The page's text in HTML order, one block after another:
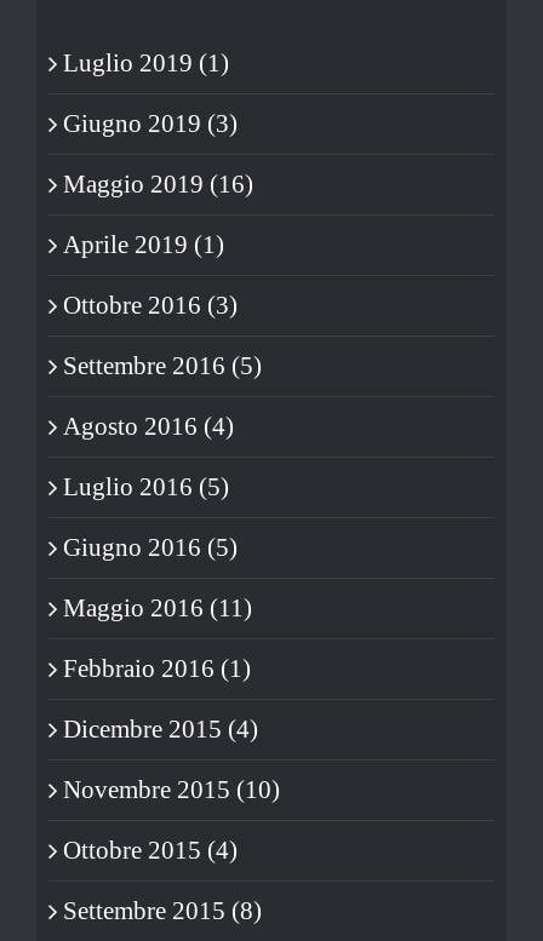
Luglio 2019 (1)
Giugno 2019 (3)
Maggio 2019 (16)
Aprile 2019 (1)
Ottobre 2016 (3)
Settembre 2016 (5)
Agosto 2016 (4)
Luglio 2016 (5)
Giugno 2016 (5)
Maggio 2016 (11)
Febbraio 2016 (1)
Dicembre 2015 (4)
Novembre 2015 (10)
Ottobre 2015 (4)
Settembre 2015 (8)